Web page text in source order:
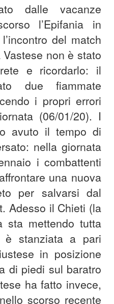
dalle vacanze
l’Epifania in
del match
non è stato
e ricordarlo: il
due fiammate
i propri errori
(06/01/20). I
avuto il tempo di
nella giornata
i combattenti
una nuova
per salvarsi dal
Adesso il Chieti (la
sta mettendo tutta
stanziata a pari
in posizione
di piedi sul baratro
ha fatto invece,
scorso recente